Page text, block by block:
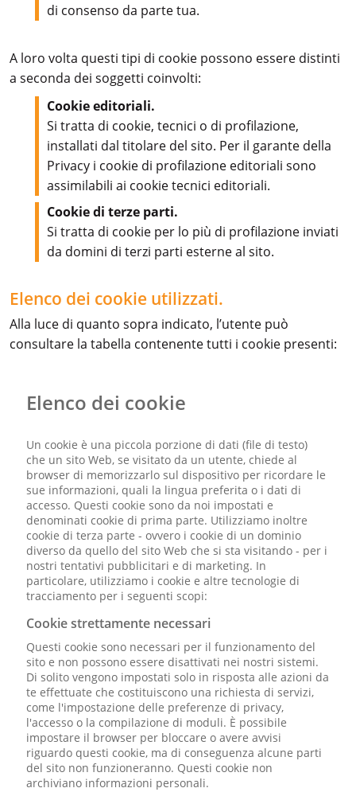
di consenso da parte tua.
A loro volta questi tipi di cookie possono essere distinti
a seconda dei soggetti coinvolti:
Cookie editoriali.
Si tratta di cookie, tecnici o di profilazione,
installati dal titolare del sito. Per il garante della
Privacy i cookie di profilazione editoriali sono
assimilabili ai cookie tecnici editoriali.
Cookie di terze parti.
Si tratta di cookie per lo più di profilazione inviati
da domini di terzi parti esterne al sito.
Elenco dei cookie utilizzati.
Alla luce di quanto sopra indicato, l’utente può
consultare la tabella contenente tutti i cookie presenti:
Elenco dei cookie
Un cookie è una piccola porzione di dati (file di testo)
che un sito Web, se visitato da un utente, chiede al
browser di memorizzarlo sul dispositivo per ricordare le
sue informazioni, quali la lingua preferita o i dati di
accesso. Questi cookie sono da noi impostati e
denominati cookie di prima parte. Utilizziamo inoltre
cookie di terza parte - ovvero i cookie di un dominio
diverso da quello del sito Web che si sta visitando - per i
nostri tentativi pubblicitari e di marketing. In
particolare, utilizziamo i cookie e altre tecnologie di
tracciamento per i seguenti scopi:
Cookie strettamente necessari
Questi cookie sono necessari per il funzionamento del
sito e non possono essere disattivati ​​nei nostri sistemi.
Di solito vengono impostati solo in risposta alle azioni da
te effettuate che costituiscono una richiesta di servizi,
come l'impostazione delle preferenze di privacy,
l'accesso o la compilazione di moduli. È possibile
impostare il browser per bloccare o avere avvisi
riguardo questi cookie, ma di conseguenza alcune parti
del sito non funzioneranno. Questi cookie non
archiviano informazioni personali.